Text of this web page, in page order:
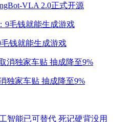
VLA 2.0正式开源
钱就能生成游戏
独家车贴 抽成降至9%